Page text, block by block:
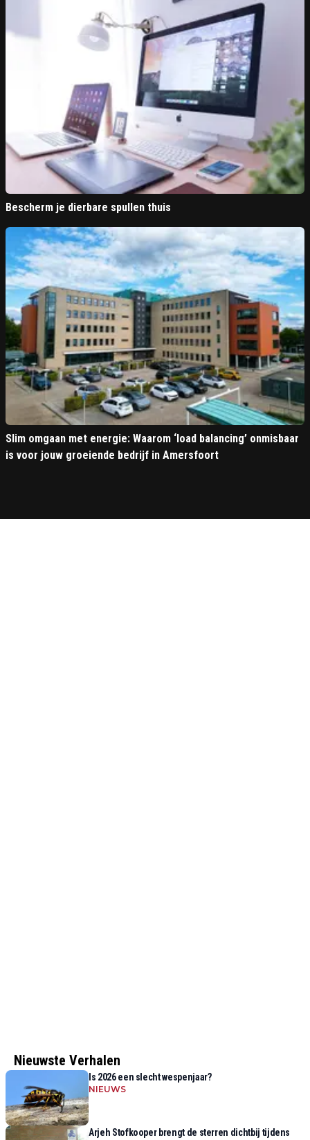
Bescherm je dierbare spullen thuis
Slim omgaan met energie: Waarom ‘load balancing’ onmisbaar
is voor jouw groeiende bedrijf in Amersfoort
Nieuwste Verhalen
Is 2026 een slecht wespenjaar?
NIEUWS
Arjeh Stofkooper brengt de sterren dichtbij tijdens